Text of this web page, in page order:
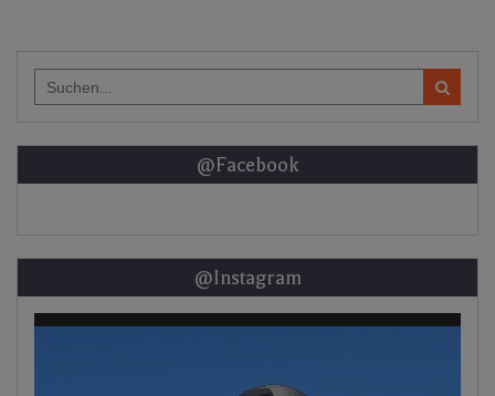
for:
@Facebook
@Instagram